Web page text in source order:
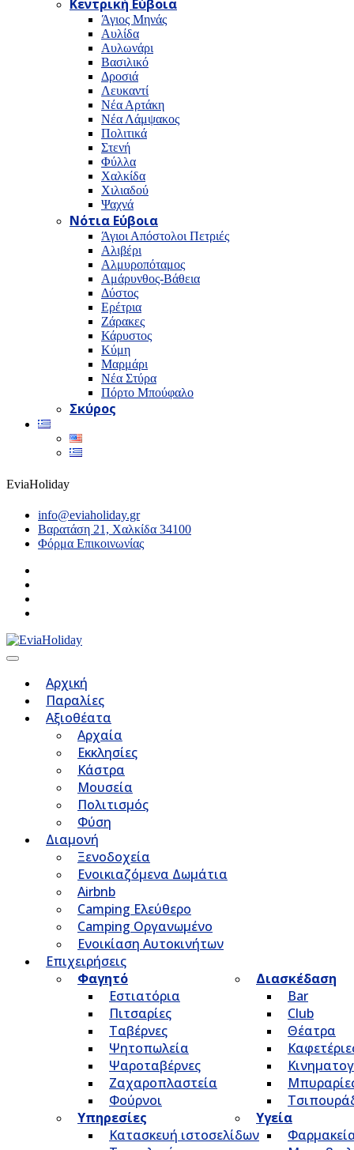
Κεντρική Εύβοια
Άγιος Μηνάς
Αυλίδα
Αυλωνάρι
Βασιλικό
Δροσιά
Λευκαντί
Νέα Αρτάκη
Νέα Λάμψακος
Πολιτικά
Στενή
Φύλλα
Χαλκίδα
Χιλιαδού
Ψαχνά
Νότια Εύβοια
Άγιοι Απόστολοι Πετριές
Αλιβέρι
Αλμυροπόταμος
Αμάρυνθος-Βάθεια
Δύστος
Ερέτρια
Ζάρακες
Κάρυστος
Κύμη
Μαρμάρι
Νέα Στύρα
Πόρτο Μπούφαλο
Σκύρος
EviaHoliday
info@eviaholiday.gr
Βαρατάση 21, Χαλκίδα 34100
Φόρμα Επικοινωνίας
Αρχική
Παραλίες
Αξιοθέατα
Αρχαία
Εκκλησίες
Κάστρα
Μουσεία
Πολιτισμός
Φύση
Διαμονή
Ξενοδοχεία
Ενοικιαζόμενα Δωμάτια
Airbnb
Camping Ελεύθερο
Camping Οργανωμένο
Ενοικίαση Αυτοκινήτων
Επιχειρήσεις
Φαγητό
Εστιατόρια
Πιτσαρίες
Ταβέρνες
Ψητοπωλεία
Ψαροταβέρνες
Ζαχαροπλαστεία
Φούρνοι
Διασκέδαση
Bar
Club
Θέατρα
Υπηρεσίες
Κατασκευή ιστοσελίδων
Υγεία